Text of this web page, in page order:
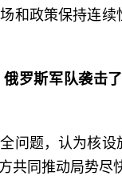
和政策保持连
罗斯军队袭击
问题，认为核
共同推动局势尽